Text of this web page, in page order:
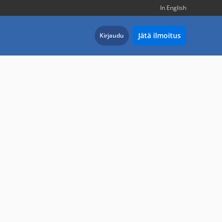
In English
Kirjaudu Jätä ilmoitus